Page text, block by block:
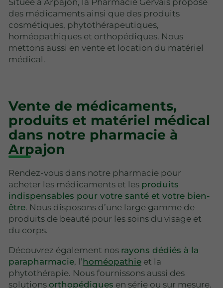
Située à Arpajon, la Pharmacie Gervais propose
des médicaments ainsi que des produits
cosmétiques, phytothérapeutiques,
homéopathiques et orthopédiques. Nous
mettons aussi en vente et location du matériel
médical.
Vente de médicaments,
produits et matériel médical
dans notre pharmacie à
Arpajon
Rendez-vous dans notre pharmacie pour
acheter les médicaments et les produits
indispensables pour votre santé et votre bien-
être. Nous disposons d’une large gamme de
produits de beauté pour les soins du visage et
du corps.
Découvrez également nos rayons dédiés à la
parapharmacie, l’homéopathie et la
phytothérapie. Nous fournissons aussi des
solutions orthopédiques en série ou sur mesure.